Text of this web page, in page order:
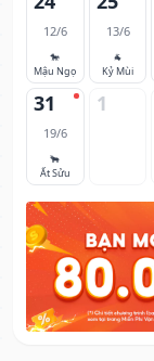
12/6
🐎
Mậu Ngọ
13/6
🐐
Kỷ Mùi
31
19/6
🐂
Ất Sửu
1